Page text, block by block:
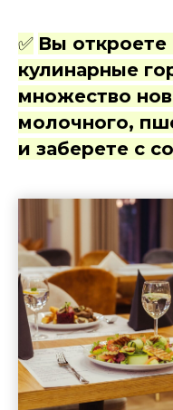
✅ Вы
кулинарные
множество
молочного,
и заберете с